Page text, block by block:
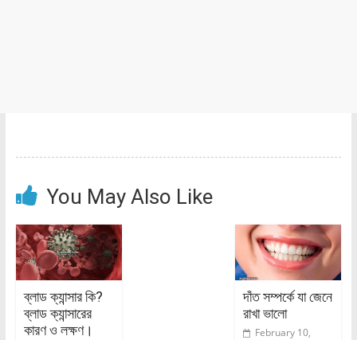
You May Also Like
ব্লাড ক্যান্সার কি?
ব্লাড ক্যান্সারের
কারণ ও লক্ষণ।
দাঁত সম্পর্কে যা জেনে
রাখা ভালো
February 10,